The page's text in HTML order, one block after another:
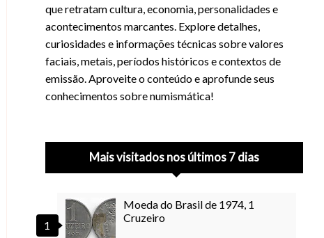
que retratam cultura, economia, personalidades e
acontecimentos marcantes. Explore detalhes,
curiosidades e informações técnicas sobre valores
faciais, metais, períodos históricos e contextos de
emissão. Aproveite o conteúdo e aprofunde seus
conhecimentos sobre numismática!
Mais visitados nos últimos 7 dias
Moeda do Brasil de 1974, 1
Cruzeiro